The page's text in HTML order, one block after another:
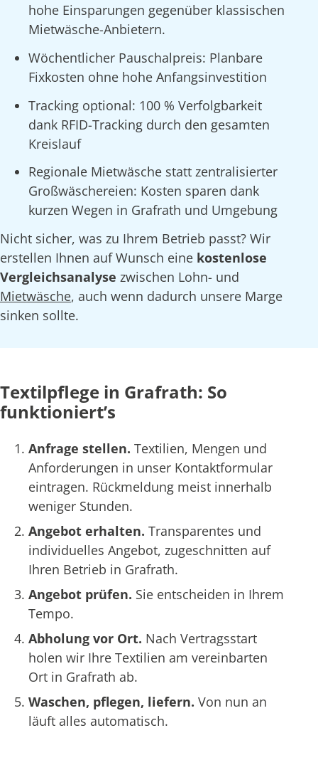
hohe Einsparungen gegenüber klassischen
Mietwäsche-Anbietern.
Wöchentlicher Pauschalpreis: Planbare
Fixkosten ohne hohe Anfangsinvestition
Tracking optional: 100 % Verfolgbarkeit
dank RFID-Tracking durch den gesamten
Kreislauf
Regionale Mietwäsche statt zentralisierter
Großwäschereien: Kosten sparen dank
kurzen Wegen in Grafrath und Umgebung
Nicht sicher, was zu Ihrem Betrieb passt? Wir
erstellen Ihnen auf Wunsch eine kostenlose
Vergleichsanalyse zwischen Lohn- und
Mietwäsche, auch wenn dadurch unsere Marge
sinken sollte.
Textilpflege in Grafrath: So
funktioniert’s
Anfrage stellen. Textilien, Mengen und
Anforderungen in unser Kontaktformular
eintragen. Rückmeldung meist innerhalb
weniger Stunden.
Angebot erhalten. Transparentes und
individuelles Angebot, zugeschnitten auf
Ihren Betrieb in Grafrath.
Angebot prüfen. Sie entscheiden in Ihrem
Tempo.
Abholung vor Ort. Nach Vertragsstart
holen wir Ihre Textilien am vereinbarten
Ort in Grafrath ab.
Waschen, pflegen, liefern. Von nun an
läuft alles automatisch.